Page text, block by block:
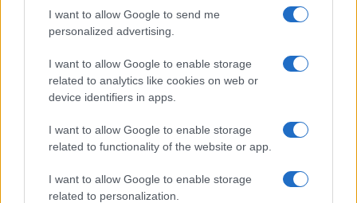
I want to allow Google to send me
personalized advertising.
I want to allow Google to enable storage
related to analytics like cookies on web or
device identifiers in apps.
I want to allow Google to enable storage
related to functionality of the website or app.
I want to allow Google to enable storage
related to personalization.
Dove si terrà Vogue World nel 2027: la scelta di San
Francisco